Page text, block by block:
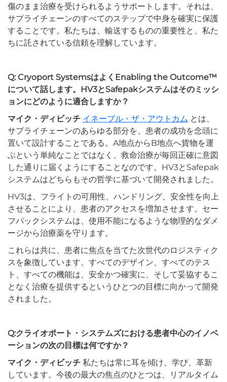
傷のまま治療を受けられるようサポートします。それは、
サプライチェーンのすべてのステップで中身を確実に保護
することです。私たちは、輸送するものの重要性と、私た
ちに託されている信頼を理解しています。
Q: Cryoport SystemsはよくEnabling the Outcome™
について話します。HV3とSafepakシステムはそのミッシ
ョンにどのように適合しますか？
マイク・ディビッチ イネーブル・ザ・アウトカム とは、
サプライチェーンのあらゆる部分を、患者の成功を念頭に
置いて設計することである。A地点からB地点へ貨物を運
ぶという単純なことではなく、救命治療が毎回正確に意図
した通りに届くようにすることなのです。HV3とSafepak
システムはどちらもその哲学に基づいて開発されました。
HV3は、フライトの可用性、ハンドリング、安全性を向上
させることにより、患者のアクセスを増加させます。セー
フパックシステムは、使用不能になるような物理的なダメ
ージから治療薬を守ります。
これらは共に、患者に焦点を当てた次世代のロジスティク
スを象徴しています。すべてのデザイン、すべてのテス
ト、すべての機能は、安全かつ確実に、そして妥協するこ
となく治療を提供するというひとつの目標に向かって開発
されました。
Q:クライオポート・システムズにおける患者中心のイノベ
ーションの次の目標は何ですか？
マイク・ディビッチ 私たちは常に耳を傾け、学び、革新
しています。今後の最大の焦点のひとつは、リアルタイム